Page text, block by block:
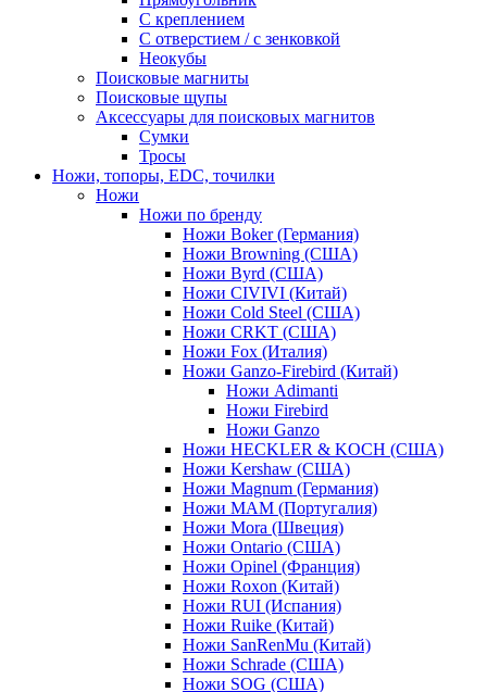
С креплением
С отверстием / с зенковкой
Неокубы
Поисковые магниты
Поисковые щупы
Аксессуары для поисковых магнитов
Сумки
Тросы
Ножи, топоры, EDC, точилки
Ножи
Ножи по бренду
Ножи Boker (Германия)
Ножи Browning (США)
Ножи Byrd (США)
Ножи CIVIVI (Китай)
Ножи Cold Steel (США)
Ножи CRKT (США)
Ножи Fox (Италия)
Ножи Ganzo-Firebird (Китай)
Ножи Adimanti
Ножи Firebird
Ножи Ganzo
Ножи HECKLER & KOCH (США)
Ножи Kershaw (США)
Ножи Magnum (Германия)
Ножи MAM (Португалия)
Ножи Mora (Швеция)
Ножи Ontario (США)
Ножи Opinel (Франция)
Ножи Roxon (Китай)
Ножи RUI (Испания)
Ножи Ruike (Китай)
Ножи SanRenMu (Китай)
Ножи Schrade (США)
Ножи SOG (США)